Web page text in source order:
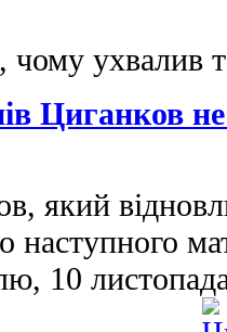
чому ухвалив
Циганков не
який
наступного
10